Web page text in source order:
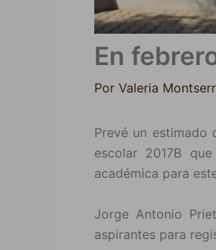
En
Por Valeria
Prevé un estimado
escolar 2017B
académica para
Jorge Antonio
aspirantes para